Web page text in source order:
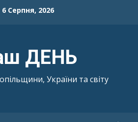
6 Серпня, 2026
ДЕНЬ
України та світу